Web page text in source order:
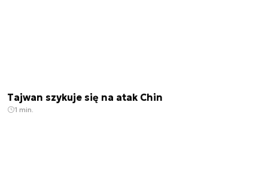
Tajwan szykuje się na atak Chin
1 min.